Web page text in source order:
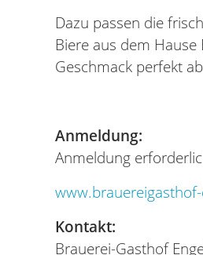
Dazu passen die
Biere aus dem Hause
Geschmack perfekt
Anmeldung:
Anmeldung
Kontakt:
Brauerei-Gasthof